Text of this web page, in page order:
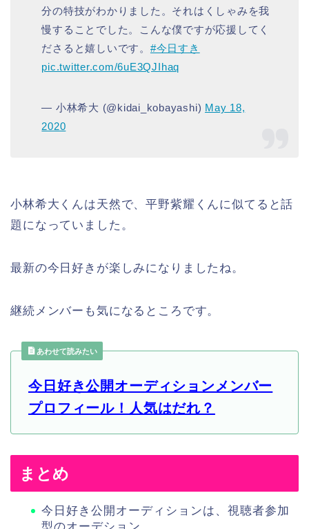
分の特技がわかりました。それはくしゃみを我
慢することでした。こんな僕ですが応援してく
ださると嬉しいです。 #今日すき
pic.twitter.com/6uE3QJIhaq
— 小林希大 (@kidai_kobayashi) May 18,
2020
小林希大くんは天然で、平野紫耀くんに似てると話
題になっていました。
最新の今日好きが楽しみになりましたね。
継続メンバーも気になるところです。
あわせて読みたい
今日好き公開オーディションメンバー
プロフィール！人気はだれ？
まとめ
今日好き公開オーディションは、視聴者参加